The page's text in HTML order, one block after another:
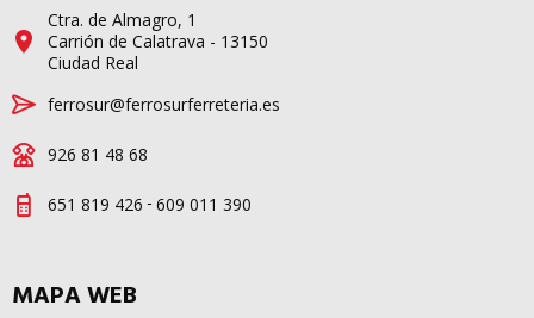
Ctra. de Almagro, 1
Carrión de Calatrava - 13150
Ciudad Real
ferrosur@ferrosurferreteria.es
926 81 48 68
651 819 426 - 609 011 390
MAPA WEB